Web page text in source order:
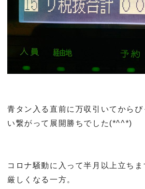
青タン入る直前に万収引いてからび
い繋がって展開勝ちでした(*^^*)
コロナ騒動に入って半月以上立ち
厳しくなる一方。